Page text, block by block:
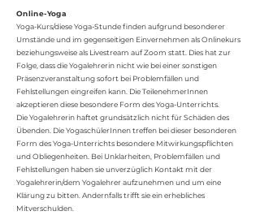
Online-Yoga
Yoga-Kurs/diese Yoga-Stunde finden aufgrund besonderer
Umstände und im gegenseitigen Einvernehmen als Onlinekurs
beziehungsweise als Livestream auf Zoom statt. Dies hat zur
Folge, dass die Yogalehrerin nicht wie bei einer sonstigen
Präsenzveranstaltung sofort bei Problemfällen und
Fehlstellungen eingreifen kann. Die TeilenehmerInnen
akzeptieren diese besondere Form des Yoga-Unterrichts.
Die Yogalehrerin haftet grundsätzlich nicht für Schäden des
Übenden. Die YogaschülerInnen treffen bei dieser besonderen
Form des Yoga-Unterrichts besondere Mitwirkungspflichten
und Obliegenheiten. Bei Unklarheiten, Problemfällen und
Fehlstellungen haben sie unverzüglich Kontakt mit der
Yogalehrerin/dem Yogalehrer aufzunehmen und um eine
Klärung zu bitten. Andernfalls trifft sie ein erhebliches
Mitverschulden.